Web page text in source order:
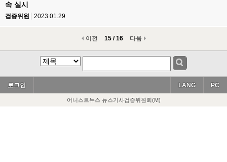
속 실시
검증위원 2023.01.29
이전 15 / 16 다음
로그인 PC
LANG
어니스트뉴스 뉴스기사검증위원회(M)